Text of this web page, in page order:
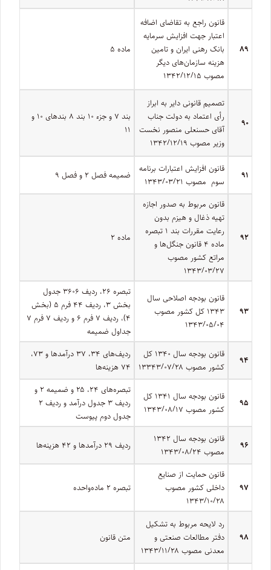
۸۹
قانون راجع به تقاضای اضافه
اعتبار جهت افزایش سرمایه
بانک رهنی ایران و تامین
هزینه سازمان‌های دیگر
مصوب ۱۳۴۲/۱۲/۱۵
ماده ۵
۹۰
تصمیم قانونی دایر به ابراز
رأی اعتماد به دولت جناب
آقای حسنعلی منصور نخست‌
وزیر مصوب ۱۳۴۲/۱۲/۱۹
بند ۷ و جزء ۱۰ بند ۸ بندهای ۱۰ و
۱۱
۹۱
قانون افزایش اعتبارات برنامه
سوم ‌ مصوب ۱۳۴۳/۰۳/۲۱
ضمیمه فصل ۲ و فصل ۹
۹۲
قانون مربوط به صدور اجازه
تهیه ذغال و هیزم بدون
رعایت مقررات بند ۱ تبصره
ماده ۴ قانون جنگل‌ها و
مراتع کشور مصوب
۱۳۴۳/۰۳/۲۷
ماده ۲
۹۳
قانون بودجه اصلاحی سال
۱۳۴۳ کل کشور مصوب
۱۳۴۳/۰۵/۰۴
تبصره ۲۶، ردیف ۳۶۰۶ جدول
بخش ۳، ردیف ۴۴ فرم ۵ (بخش
۴)، ردیف ۷ فرم ۶ و ردیف ۷ فرم ۷
جداول ضمیمه
۹۴
قانون بودجه سال ۱۳۴۰ کل
کشور مصوب ۱۳۳۴۳/۰۷/۲۸
ردیف­‌های ۳۴، ۳۷ درآمدها و ۷۳،
۷۴ هزینه‏‌ها
۹۵
قانون بودجه سال ۱۳۴۱ کل
کشور مصوب ۱۳۴۳/۰۸/۱۷
تبصره‌­های ۲۴، ۲۵ و ضمیمه ۲ و
ردیف ۳ جدول درآمد و ردیف ۲
جدول دوم پیوست
۹۶
مصوب ۱۳۴۳/۰۸/۲۴
ردیف ۲۹ درآمدها و ۴۲ هزینه‏‌ها
۹۷
قانون حمایت از صنایع
داخلی کشور مصوب
۱۳۴۳/۱۰/۲۸
تبصره ۲ ماده‌­واحده
۹۸
رد لایحه مربوط به تشکیل
دفتر مطالعات صنعتی و
معدنی مصوب ۱۳۴۳/۱۱/۲۸
متن قانون